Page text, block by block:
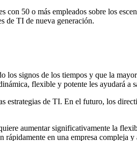
con 50 o más empleados sobre los
de TI de nueva generación.
signos de los tiempos y que la
flexible y potente les ayudará a
de TI. En el futuro, los
aumentar significativamente la
en una empresa compleja